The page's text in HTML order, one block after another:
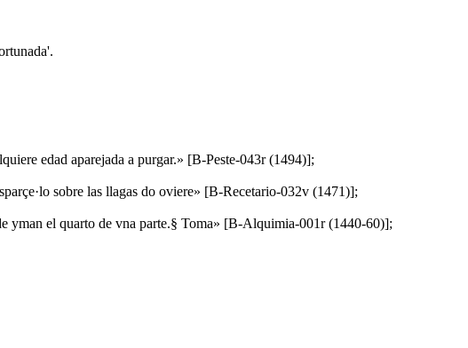
edad aparejada a purgar.» [B-Peste-043r (1494)];
sobre las llagas do oviere» [B-Recetario-032v (1471)];
yman el quarto de vna parte.§ Toma» [B-Alquimia-001r (1440-60)];